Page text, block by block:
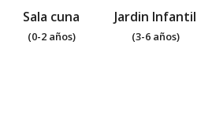
Sala cuna
(0-2 años)
Jardin Infantil
(3-6 años)